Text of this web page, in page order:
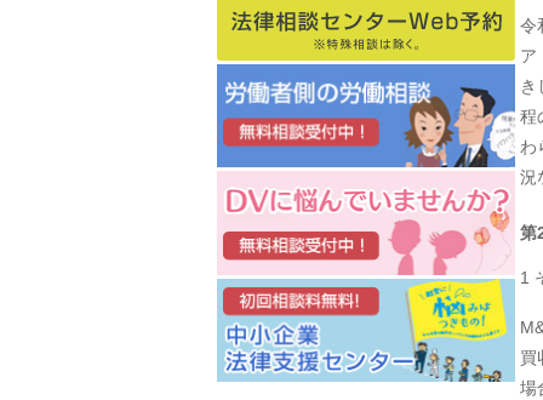
令
ア
き
程
わ
況
第
1
買
場